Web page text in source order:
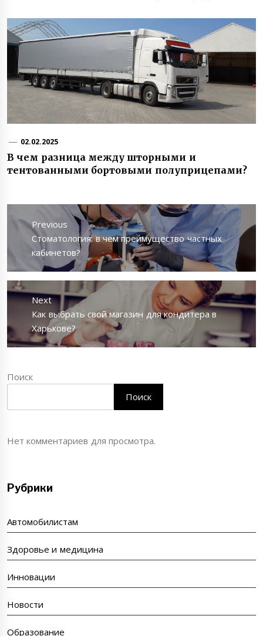
02.02.2025
В чем разница между шторными и
тентованными бортовыми полуприцепами?
Навигация
по
записям
Previous
Previous
post:
Стоматология: в чем преимущество частных
кабинетов?
Next
Next
post:
Как выбрать свой магазин для кондитера в
Харькове?
Поиск
Поиск
Нет комментариев для просмотра.
Рубрики
Автомобилистам
Здоровье и медицина
Инновации
Новости
Образование